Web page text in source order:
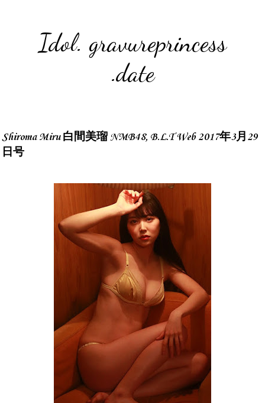
Idol. gravureprincess
.date
Shiroma Miru 白間美瑠 NMB48, B.L.T Web 2017年3月29
日号